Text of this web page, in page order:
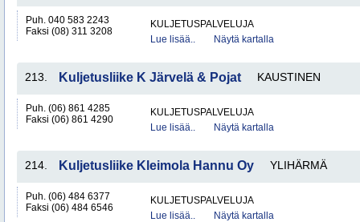
Puh. 040 583 2243
Faksi (08) 311 3208
KULJETUSPALVELUJA
Lue lisää..
Näytä kartalla
213. Kuljetusliike K Järvelä & Pojat KAUSTINEN
Puh. (06) 861 4285
Faksi (06) 861 4290
KULJETUSPALVELUJA
Lue lisää..
Näytä kartalla
214. Kuljetusliike Kleimola Hannu Oy YLIHÄRMÄ
Puh. (06) 484 6377
Faksi (06) 484 6546
KULJETUSPALVELUJA
Lue lisää..
Näytä kartalla